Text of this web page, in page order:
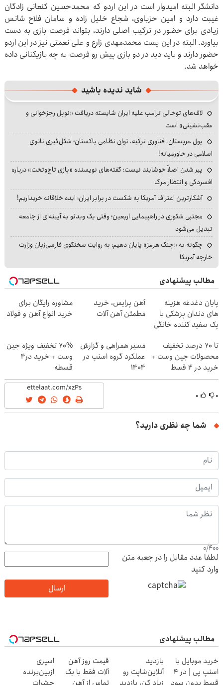
دانشگر البته امیدوار است در این اردو که محمدحسین کنعانی زادگان
غیبت دارد و امین حزباوی، شجاع خلیل زاده و سامان فلاح شانس
زیادی برای حضور در ترکیب اصلی دارند، بتواند فرصت بازی به دست
بیاورد. البته در این پست محمدمهدی زارع و علی نعمتی نیز در این اردو
حضور دارند و باید دید در دو بازی پیش رو فرصت به چه بازیکنانی داده
خواهد شد.
شاید ندیده باشید
لاف‌های توخالی ترامپ علیه ایران شایسته دریافت «نوبل رجزخوانی و
عقب‌نشینی» است
پول عربستان، فناوری ترکیه، توان نظامی پاکستان؛ شکل‌گیری ناتوی
اسلامی در خاورمیانه!
پیر شدن اصلاً خوشایند نیست؛ گفته‌های نویسنده «بازی تاج‌وتخت» درباره
افسردگی و انتظار مرگ
آشکارترین اعتراف آمریکا به شکست در برابر ایران؛ ایده خلاقانه خریداریم!
مجتبی شکوری در راهپیمایی اربعین؛ وقتی یک ویدئو به آیینه‌ای از جامعه
تبدیل می‌شود
چگونه به «جنگ هرمز» پایان دهیم؛ به روایت سخنگوی فارسی‌زبان وزارت
خارجه آمریکا
مطالب پیشنهادی
پایان دغدغه هزینه
های دندان پزشکی با
پک سفید کننده خانگی
آهن پرایس، خرید
مطمئن آهن آلات
مشاوره رایگان برای
خرید انواع آهن و فولاد
تا 70 درصد تخفیف
محصولات جین وست +
خرید در 4 قسط
مسیر همراهی و گزارش
عملکرد گروه اسنپ در
۱۴۰۴
70% تخفیف ویژه جین
وست + خرید در4
قسطه
۰ ۰
شما چه نظری دارید؟
0/400
لطفا عدد مقابل را در جعبه متن
وارد کنید
ارسال
مطالب پیشنهادی
خرید موبایل با
اسنپ پی | در ۴
بازدید
آنلاین‌شاپت رو
قیمت روز آهن
آلات فقط با یک
اسپری
ازبین‌برنده